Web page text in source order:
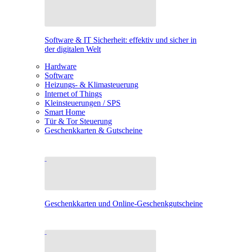
Software & IT Sicherheit: effektiv und sicher in
der digitalen Welt
Hardware
Software
Heizungs- & Klimasteuerung
Internet of Things
Kleinsteuerungen / SPS
Smart Home
Tür & Tor Steuerung
Geschenkkarten & Gutscheine
Geschenkkarten und Online-Geschenkgutscheine